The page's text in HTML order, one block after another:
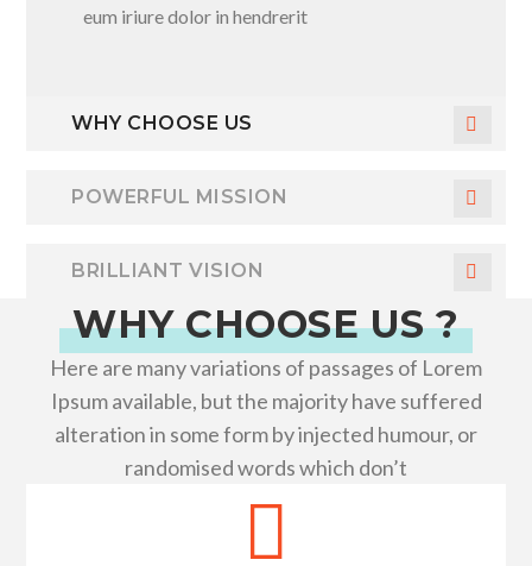
eum iriure dolor in hendrerit
WHY CHOOSE US
POWERFUL MISSION
BRILLIANT VISION
WHY CHOOSE US ?
Here are many variations of passages of Lorem
Ipsum available, but the majority have suffered
alteration in some form by injected humour, or
randomised words which don’t